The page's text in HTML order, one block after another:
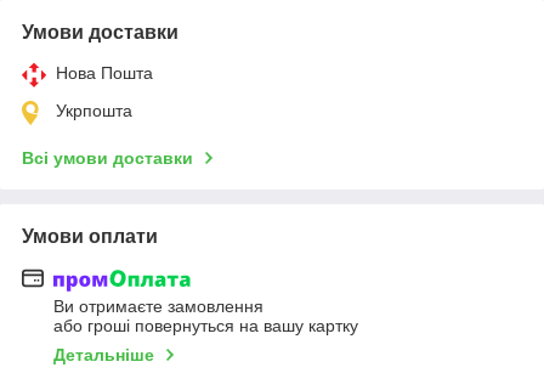
Умови доставки
Нова Пошта
Укрпошта
Всі умови доставки
Умови оплати
Ви отримаєте замовлення
або гроші повернуться на вашу картку
Детальніше